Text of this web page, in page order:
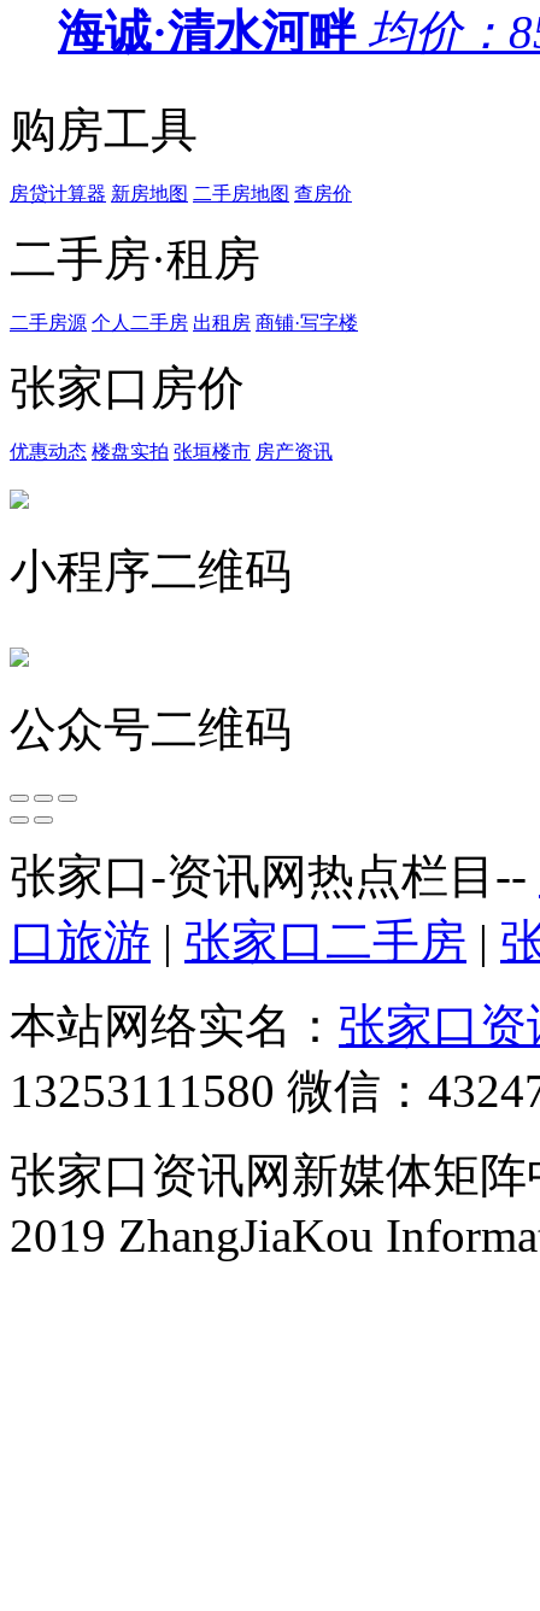
海诚·清水河畔 均价：
购房工具
房贷计算器 新房地图 二手房地图 查房价
二手房·租房
二手房源 个人二手房 出租房 商铺·写字楼
张家口房价
优惠动态 楼盘实拍 张垣楼市 房产资讯
小程序二维码
公众号二维码
张家口-资讯网热点栏目--
口旅游 | 张家口二手房 |
本站网络实名： 张家口资
13253111580 微信：
张家口资讯网新媒体矩
2019 ZhangJiaKou